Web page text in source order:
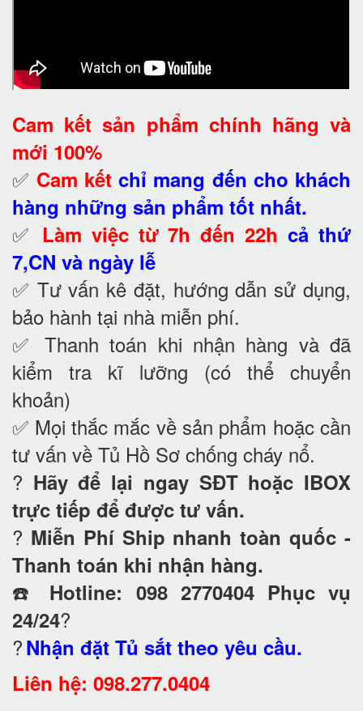
Cam kết sản phẩm chính hãng và
mới 100%
✅ Cam kết chỉ mang đến cho khách
hàng những sản phẩm tốt nhất.
✅ Làm việc từ 7h đến 22h cả thứ
7,CN và ngày lễ
✅ Tư vấn kê đặt, hướng dẫn sử dụng,
bảo hành tại nhà miễn phí.
✅ Thanh toán khi nhận hàng và đã
kiểm tra kĩ lưỡng (có thể chuyển
khoản)
✅ Mọi thắc mắc về sản phẩm hoặc cần
tư vấn về Tủ Hồ Sơ chống cháy nổ.
? Hãy để lại ngay SĐT hoặc IBOX
trực tiếp để được tư vấn.
? Miễn Phí Ship nhanh toàn quốc -
Thanh toán khi nhận hàng.
☎️ Hotline: 098 2770404 Phục vụ
24/24?
?Nhận đặt Tủ sắt theo yêu cầu.
Liên hệ: 098.277.0404